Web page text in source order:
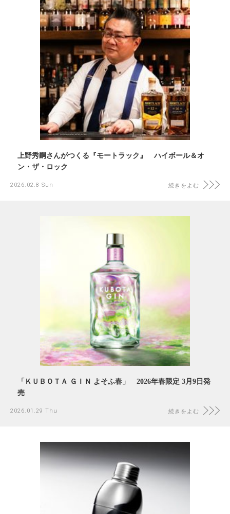
上野秀嗣さんがつくる『モートラック』 ハイボール＆オ
ン・ザ・ロック
2026.02.8 Sun 続きをよむ
「ＫＵＢＯＴＡ ＧＩＮ よそふ春」 2026年春限定 3月9日発
売
2026.01.29 Thu 続きをよむ